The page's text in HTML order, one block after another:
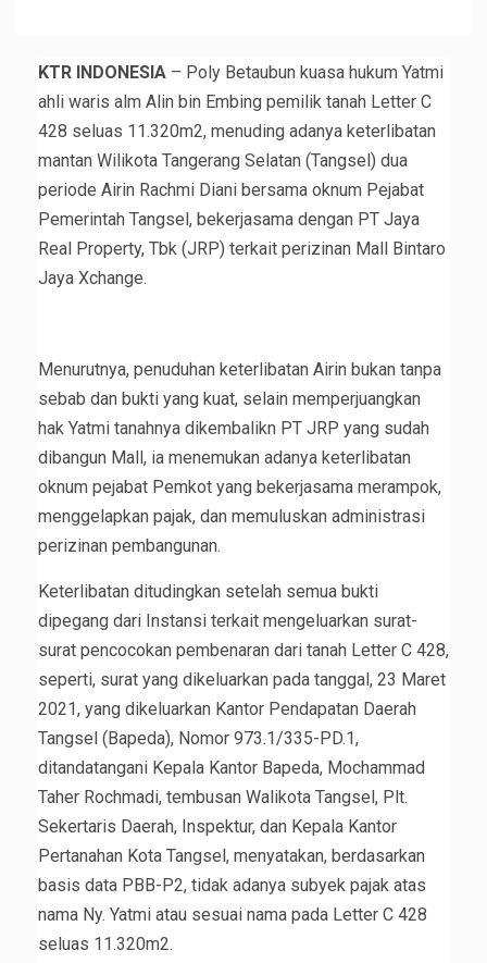
KTR INDONESIA – Poly Betaubun kuasa hukum Yatmi
ahli waris alm Alin bin Embing pemilik tanah Letter C
428 seluas 11.320m2, menuding adanya keterlibatan
mantan Wilikota Tangerang Selatan (Tangsel) dua
periode Airin Rachmi Diani bersama oknum Pejabat
Pemerintah Tangsel, bekerjasama dengan PT Jaya
Real Property, Tbk (JRP) terkait perizinan Mall Bintaro
Jaya Xchange.
Menurutnya, penuduhan keterlibatan Airin bukan tanpa
sebab dan bukti yang kuat, selain memperjuangkan
hak Yatmi tanahnya dikembalikn PT JRP yang sudah
dibangun Mall, ia menemukan adanya keterlibatan
oknum pejabat Pemkot yang bekerjasama merampok,
menggelapkan pajak, dan memuluskan administrasi
perizinan pembangunan.
Keterlibatan ditudingkan setelah semua bukti
dipegang dari Instansi terkait mengeluarkan surat-
surat pencocokan pembenaran dari tanah Letter C 428,
seperti, surat yang dikeluarkan pada tanggal, 23 Maret
2021, yang dikeluarkan Kantor Pendapatan Daerah
Tangsel (Bapeda), Nomor 973.1/335-PD.1,
ditandatangani Kepala Kantor Bapeda, Mochammad
Taher Rochmadi, tembusan Walikota Tangsel, Plt.
Sekertaris Daerah, Inspektur, dan Kepala Kantor
Pertanahan Kota Tangsel, menyatakan, berdasarkan
basis data PBB-P2, tidak adanya subyek pajak atas
nama Ny. Yatmi atau sesuai nama pada Letter C 428
seluas 11.320m2.